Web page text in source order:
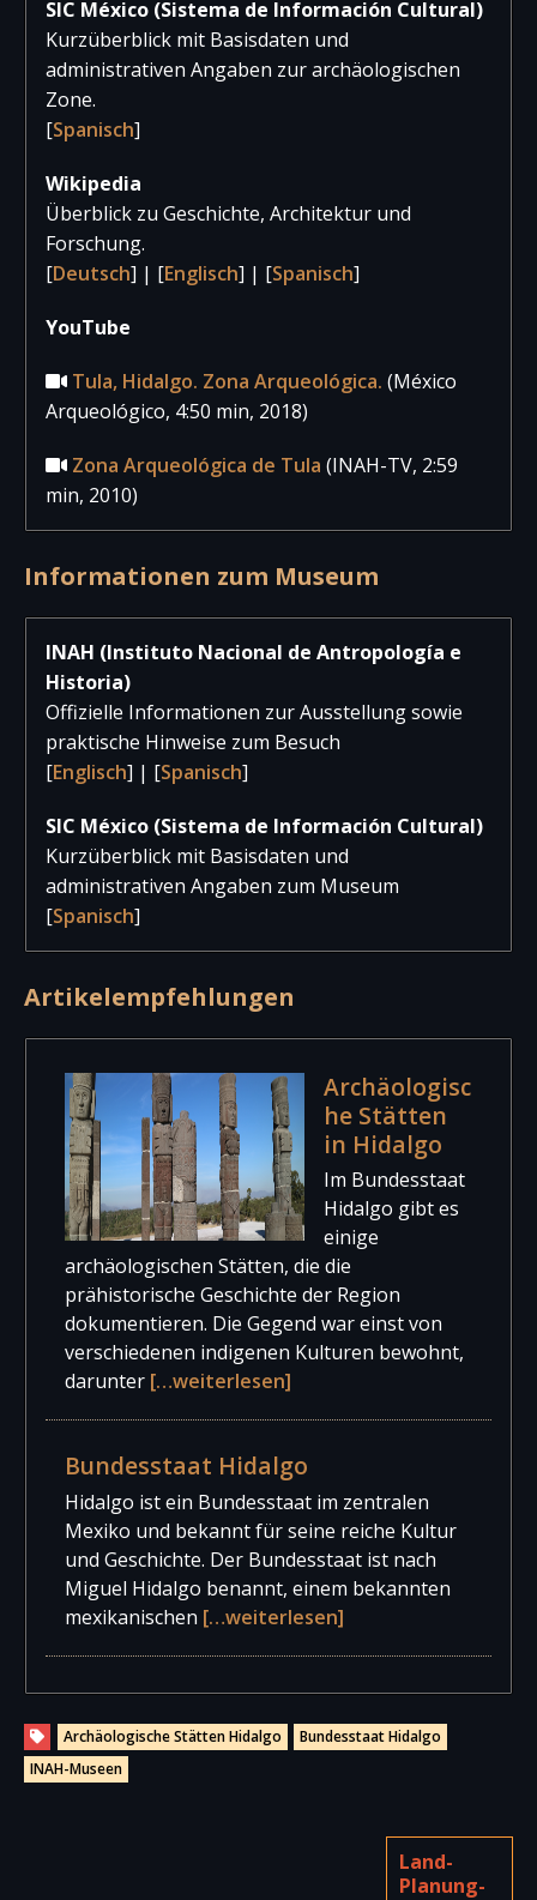
2017
244.106
SIC México (Sistema de Información Cultural)
Kurzüberblick mit Basisdaten und
administrativen Angaben zur archäologischen
Zone.
[Spanisch]
Wikipedia
Überblick zu Geschichte, Architektur und
Forschung.
[Deutsch] | [Englisch] | [Spanisch]
YouTube
Tula, Hidalgo. Zona Arqueológica. (México
Arqueológico, 4:50 min, 2018)
Zona Arqueológica de Tula (INAH-TV, 2:59
min, 2010)
Informationen zum Museum
INAH (Instituto Nacional de Antropología e
Historia)
Offizielle Informationen zur Ausstellung sowie
praktische Hinweise zum Besuch
[Englisch] | [Spanisch]
SIC México (Sistema de Información Cultural)
Kurzüberblick mit Basisdaten und
administrativen Angaben zum Museum
[Spanisch]
Artikelempfehlungen
Archäologisc
he Stätten
in Hidalgo
Im Bundesstaat
Hidalgo gibt es
einige
archäologischen Stätten, die die
prähistorische Geschichte der Region
dokumentieren. Die Gegend war einst von
verschiedenen indigenen Kulturen bewohnt,
darunter […weiterlesen]
Bundesstaat Hidalgo
Hidalgo ist ein Bundesstaat im zentralen
Mexiko und bekannt für seine reiche Kultur
und Geschichte. Der Bundesstaat ist nach
Miguel Hidalgo benannt, einem bekannten
mexikanischen […weiterlesen]
Archäologische Stätten Hidalgo
Bundesstaat Hidalgo
INAH-Museen
Land-
Planung-